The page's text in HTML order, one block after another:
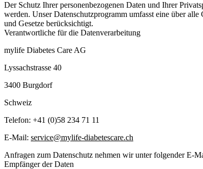
Der Schutz Ihrer personenbezogenen Daten und Ihrer
werden. Unser Datenschutzprogramm umfasst eine über
und Gesetze berücksichtigt.
Verantwortliche für die Datenverarbeitung
mylife Diabetes Care AG
Lyssachstrasse 40
3400 Burgdorf
Schweiz
Telefon: +41 (0)58 234 71 11
E-Mail: service@mylife-diabetescare.ch
Anfragen zum Datenschutz nehmen wir unter folgender E-
Empfänger der Daten